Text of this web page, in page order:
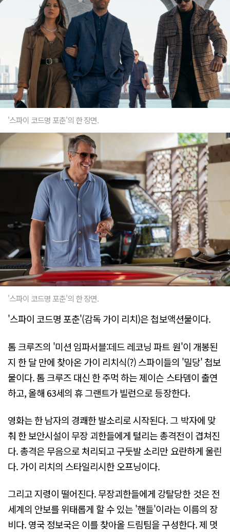
'스파이 코드명 포춘'의 한 장면.
'스파이 코드명 포춘'의 한 장면.
'스파이 코드명 포춘'(감독 가이 리치)은 첩보액션물이다.
톰 크루즈의 '미션 임파서블:데드 레코닝 파트 원'이 개봉된
지 한 달 만에 찾아온 가이 리치식(?) 스파이들의 '밀당' 첩보
물이다. 톰 크루즈 대신 한 주먹 하는 제이슨 스타뎀이 출연
하고, 올해 63세의 휴 그랜트가 빌런으로 등장한다.
영화는 한 남자의 경쾌한 발소리로 시작된다. 그 박자에 맞
춰 한 보안시설이 무장 괴한들에게 털리는 총격전이 겹쳐진
다. 총격은 무음으로 처리되고 구둣발 소리만 요란하게 울린
다. 가이 리치의 스타일리시한 오프닝이다.
그리고 지령이 떨어진다. 무장괴한들에게 강탈당한 것은 전
세계의 안보를 위태롭게 할 수 있는 '핸들'이라는 이름의 장
비다. 영국 정보국은 이를 찾아올 드림팀을 구성한다. 제 멋